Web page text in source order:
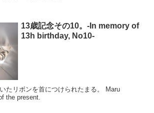
13歳記念その10。-In memory of
13h birthday, No10-
たリボンを首につけられたまる。 Maru
the present.